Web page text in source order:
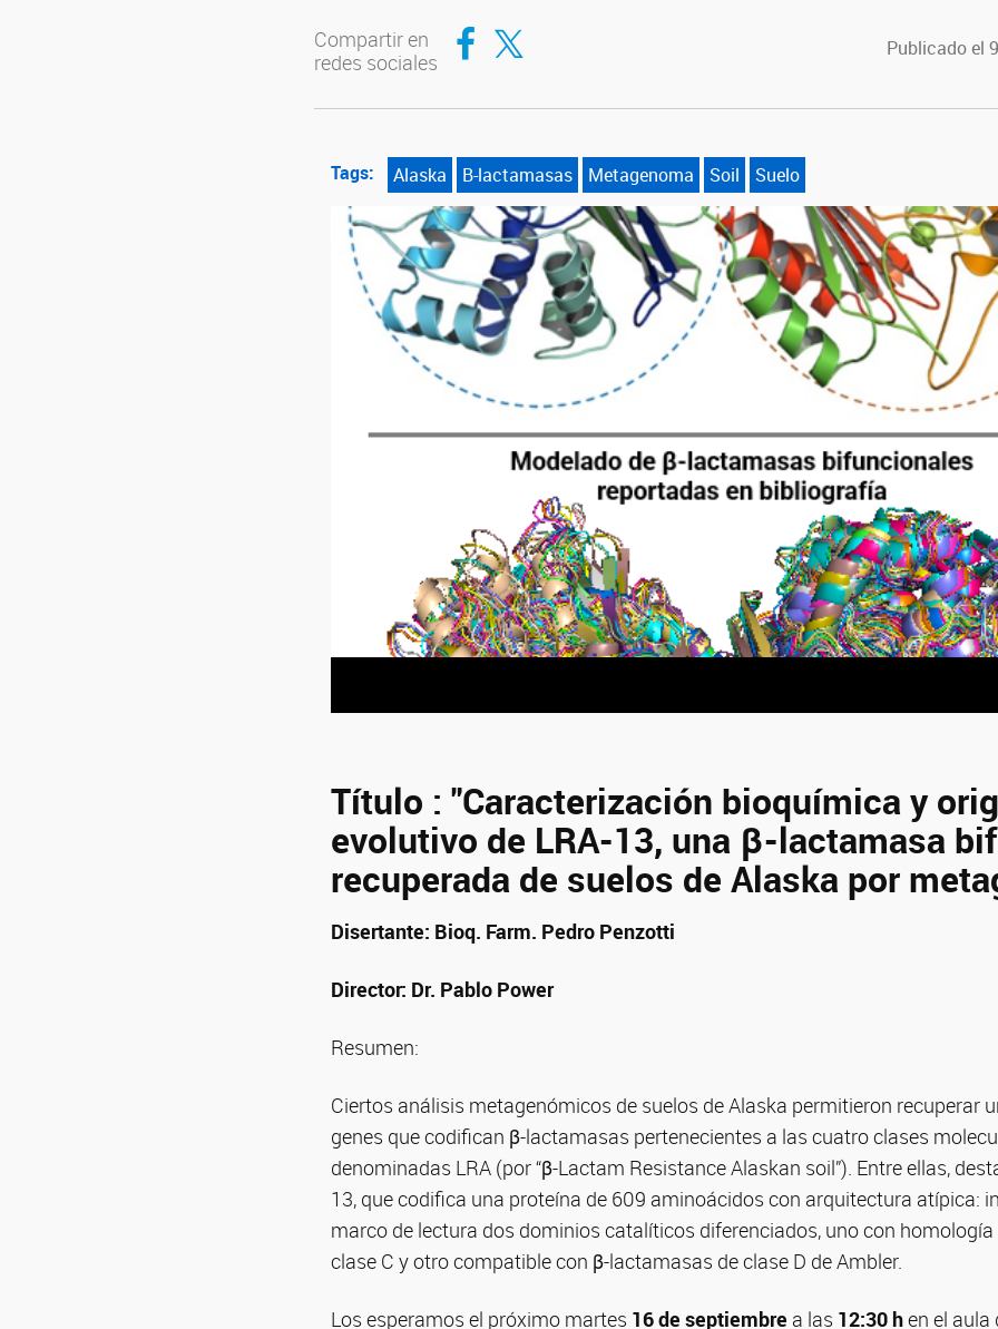
Compartir en
redes sociales
Compartir en Facebook
Compartir en Twitter Publicado el
Tags: Alaska B-lactamasas Metagenoma Soil Suelo
Título : "Caracterización bioquímica y
evolutivo de LRA-13, una β-lactamasa
recuperada de suelos de Alaska por
Disertante: Bioq. Farm. Pedro Penzotti
Director: Dr. Pablo Power
Resumen:
Ciertos análisis metagenómicos de suelos de Alaska permitieron recuperar
genes que codifican β-lactamasas pertenecientes a las cuatro clases
denominadas LRA (por “β-Lactam Resistance Alaskan soil”). Entre ellas,
13, que codifica una proteína de 609 aminoácidos con arquitectura atípica:
marco de lectura dos dominios catalíticos diferenciados, uno con
clase C y otro compatible con β-lactamasas de clase D de Ambler.
Los esperamos el próximo martes 16 de septiembre a las 12:30 hen el aula